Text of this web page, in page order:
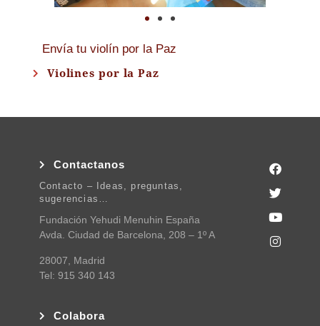
Envía tu violín por la Paz
Violines por la Paz
Contactanos
Contacto – Ideas, preguntas,
sugerencias…
Fundación Yehudi Menuhin España
Avda. Ciudad de Barcelona, 208 – 1º A
28007, Madrid
Tel: 915 340 143
Colabora